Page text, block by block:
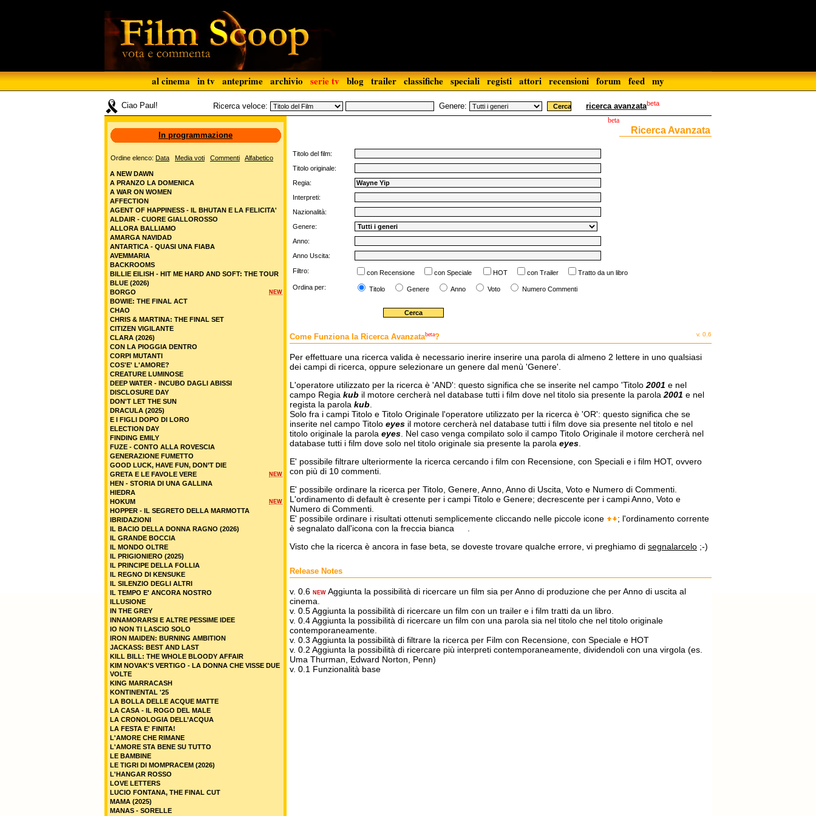
al cinema in tv anteprime archivio serie tv blog trailer classifiche speciali registi attori recensioni forum feed my
Ciao Paul! Ricerca veloce: Genere: ricerca avanzatabeta
Ricerca Avanzata
beta
Titolo del film:
Titolo originale:
Regia:
Interpreti:
Nazionalità:
Genere:
Anno:
Anno Uscita:
Filtro: con Recensione con Speciale HOT con Trailer
Tratto da un libro
Ordina per:
Titolo Genere Anno Voto Numero Commenti
v. 0.6
Come Funziona la Ricerca Avanzatabeta?
Per effettuare una ricerca valida è necessario inerire inserire una parola di almeno 2 lettere in uno qualsiasi
dei campi di ricerca, oppure selezionare un genere dal menù 'Genere'.
L'operatore utilizzato per la ricerca è 'AND': questo significa che se inserite nel campo 'Titolo 2001 e nel
campo Regia kub il motore cercherà nel database tutti i film dove nel titolo sia presente la parola 2001 e nel
regista la parola kub
Solo fra i campi Titolo e Titolo Originale l'operatore utilizzato per la ricerca è 'OR': questo significa che se
inserite nel campo Titolo eyes il motore cercherà nel database tutti i film dove sia presente nel titolo e nel
titolo originale la parola eyes . Nel caso venga compilato solo il campo Titolo Originale il motore cercherà nel
database tutti i film dove solo nel titolo originale sia presente la parola eyes
E' possibile filtrare ulteriormente la ricerca cercando i film con Recensione, con Speciali e i film HOT, ovvero
con più di 10 commenti.
E' possibile ordinare la ricerca per Titolo, Genere, Anno, Anno di Uscita, Voto e Numero di Commenti.
L'ordinamento di default è cresente per i campi Titolo e Genere; decrescente per i campi Anno, Voto e
Numero di Commenti.
E' possibile ordinare i risultati ottenuti semplicemente cliccando nelle piccole icone
; l'ordinamento corrente
è segnalato dall'icona con la freccia bianca
Visto che la ricerca è ancora in fase beta, se doveste trovare qualche errore, vi preghiamo di segnalarcelo ;-)
Release Notes
v. 0.6 NEW Aggiunta la possibilità di ricercare un film sia per Anno di produzione che per Anno di uscita al
cinema.
v. 0.5 Aggiunta la possibilità di ricercare un film con un trailer e i film tratti da un libro.
v. 0.4 Aggiunta la possibilità di ricercare un film con una parola sia nel titolo che nel titolo originale
contemporaneamente.
v. 0.3 Aggiunta la possibilità di filtrare la ricerca per Film con Recensione, con Speciale e HOT
v. 0.2 Aggiunta la possibilità di ricercare più interpreti contemporaneamente, dividendoli con una virgola (es.
Uma Thurman, Edward Norton, Penn)
v. 0.1 Funzionalità base
In programmazione
Ordine elenco: Data Media voti Commenti Alfabetico
A NEW DAWN
A PRANZO LA DOMENICA
A WAR ON WOMEN
AFFECTION
AGENT OF HAPPINESS - IL BHUTAN E LA FELICITA'
ALDAIR - CUORE GIALLOROSSO
ALLORA BALLIAMO
AMARGA NAVIDAD
ANTARTICA - QUASI UNA FIABA
AVEMMARIA
BACKROOMS
BILLIE EILISH - HIT ME HARD AND SOFT: THE TOUR
BLUE (2026)
NEW
BORGO
BOWIE: THE FINAL ACT
CHAO
CHRIS & MARTINA: THE FINAL SET
CITIZEN VIGILANTE
CLARA (2026)
CON LA PIOGGIA DENTRO
CORPI MUTANTI
COS'E' L'AMORE?
CREATURE LUMINOSE
DEEP WATER - INCUBO DAGLI ABISSI
DISCLOSURE DAY
DON'T LET THE SUN
DRACULA (2025)
E I FIGLI DOPO DI LORO
ELECTION DAY
FINDING EMILY
FUZE - CONTO ALLA ROVESCIA
GENERAZIONE FUMETTO
GOOD LUCK, HAVE FUN, DON’T DIE
NEW
GRETA E LE FAVOLE VERE
HEN - STORIA DI UNA GALLINA
HIEDRA
NEW
HOKUM
HOPPER - IL SEGRETO DELLA MARMOTTA
IBRIDAZIONI
IL BACIO DELLA DONNA RAGNO (2026)
IL GRANDE BOCCIA
IL MONDO OLTRE
IL PRIGIONIERO (2025)
IL PRINCIPE DELLA FOLLIA
IL REGNO DI KENSUKE
IL SILENZIO DEGLI ALTRI
IL TEMPO E' ANCORA NOSTRO
ILLUSIONE
IN THE GREY
INNAMORARSI E ALTRE PESSIME IDEE
IO NON TI LASCIO SOLO
IRON MAIDEN: BURNING AMBITION
JACKASS: BEST AND LAST
KILL BILL: THE WHOLE BLOODY AFFAIR
KIM NOVAK'S VERTIGO - LA DONNA CHE VISSE DUE
VOLTE
KING MARRACASH
KONTINENTAL '25
LA BOLLA DELLE ACQUE MATTE
LA CASA - IL ROGO DEL MALE
LA CRONOLOGIA DELL’ACQUA
LA FESTA E' FINITA!
L'AMORE CHE RIMANE
L'AMORE STA BENE SU TUTTO
LE BAMBINE
LE TIGRI DI MOMPRACEM (2026)
L'HANGAR ROSSO
LOVE LETTERS
LUCIO FONTANA, THE FINAL CUT
MAMA (2025)
MANAS - SORELLE